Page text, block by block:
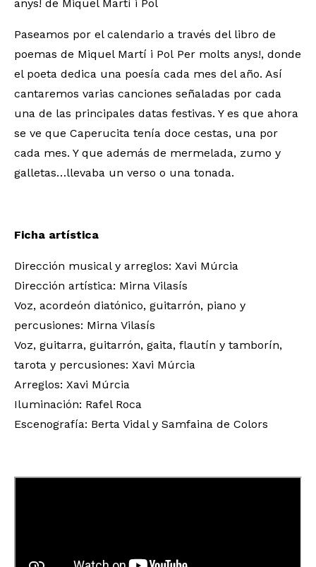
anys! de Miquel Martí i Pol
Paseamos por el calendario a través del libro de
poemas de Miquel Martí i Pol Per molts anys!, donde
el poeta dedica una poesía cada mes del año. Así
cantaremos varias canciones señaladas por cada
una de las principales datas festivas. Y es que ahora
se ve que Caperucita tenía doce cestas, una por
cada mes. Y que además de mermelada, zumo y
galletas…llevaba un verso o una tonada.
Ficha artística
Dirección musical y arreglos: Xavi Múrcia
Dirección artística: Mirna Vilasís
Voz, acordeón diatónico, guitarrón, piano y
percusiones: Mirna Vilasís
Voz, guitarra, guitarrón, gaita, flautín y tamborín,
tarota y percusiones: Xavi Múrcia
Arreglos: Xavi Múrcia
Iluminación: Rafel Roca
Escenografía: Berta Vidal y Samfaina de Colors